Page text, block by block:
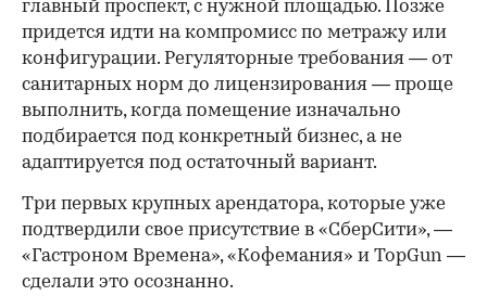
главный проспект, с нужной площадью. Позже
придется идти на компромисс по метражу или
конфигурации. Регуляторные требования — от
санитарных норм до лицензирования — проще
выполнить, когда помещение изначально
подбирается под конкретный бизнес, а не
адаптируется под остаточный вариант.
Три первых крупных арендатора, которые уже
подтвердили свое присутствие в «СберСити», —
«Гастроном Времена», «Кофемания» и TopGun —
сделали это осознанно.